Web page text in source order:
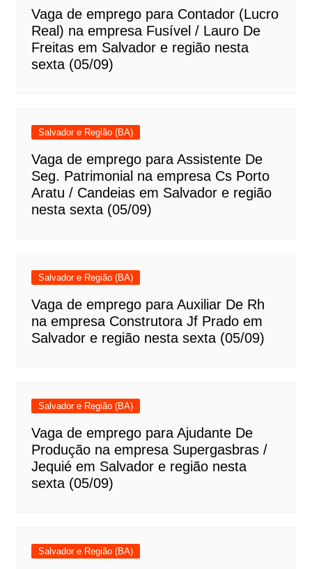
Vaga de emprego para Contador (Lucro
Real) na empresa Fusível / Lauro De
Freitas em Salvador e região nesta
sexta (05/09)
Salvador e Região (BA)
Vaga de emprego para Assistente De
Seg. Patrimonial na empresa Cs Porto
Aratu / Candeias em Salvador e região
nesta sexta (05/09)
Salvador e Região (BA)
Vaga de emprego para Auxiliar De Rh
na empresa Construtora Jf Prado em
Salvador e região nesta sexta (05/09)
Salvador e Região (BA)
Vaga de emprego para Ajudante De
Produção na empresa Supergasbras /
Jequié em Salvador e região nesta
sexta (05/09)
Salvador e Região (BA)